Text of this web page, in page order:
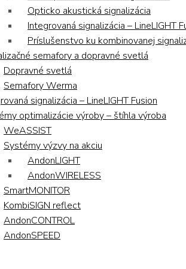
Opticko akustická signalizácia
Integrovaná signalizácia – LineLIGHT
Príslušenstvo ku kombinovanej
semafory a dopravné svetlá
Dopravné svetlá
Semafory Werma
signalizácia – LineLIGHT Fusion
optimalizácie výroby – štíhla výroba
WeASSIST
Systémy výzvy na akciu
AndonLIGHT
AndonWIRELESS
SmartMONITOR
KombiSIGN reflect
AndonCONTROL
AndonSPEED